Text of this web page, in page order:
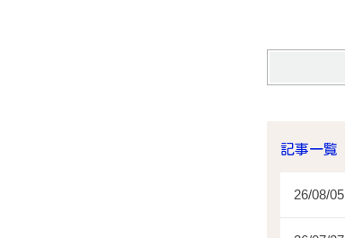
記事一覧
26/08/05